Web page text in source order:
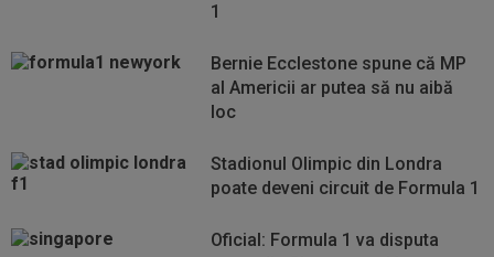
1
Bernie Ecclestone spune că MP
al Americii ar putea să nu aibă
loc
Stadionul Olimpic din Londra
poate deveni circuit de Formula 1
Oficial: Formula 1 va disputa